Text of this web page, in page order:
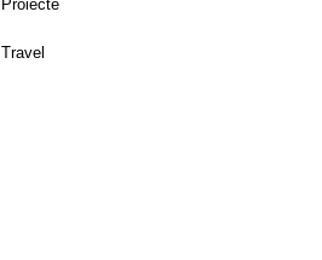
Proiecte
Travel